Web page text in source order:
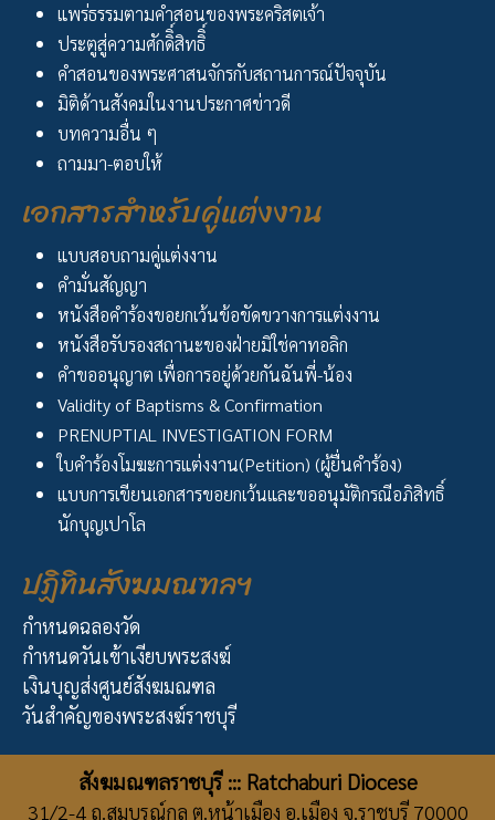
แพร่ธรรมตามคำสอนของพระคริสตเจ้า
ประตูสู่ความศักดิิ์สิทธิิ์
คำสอนของพระศาสนจักรกับสถานการณ์ปัจจุบัน
มิติด้านสังคมในงานประกาศข่าวดี
บทความอื่น ๆ
ถามมา-ตอบให้
เอกสารสำหรับคู่แต่งงาน
แบบสอบถามคู่แต่งงาน
คำมั่นสัญญา
หนังสือคำร้องขอยกเว้นข้อขัดขวางการแต่งงาน
หนังสือรับรองสถานะของฝ่ายมิใช่คาทอลิก
คำขออนุญาต เพื่อการอยู่ด้วยกันฉันพี่-น้อง
Validity of Baptisms & Confirmation
PRENUPTIAL INVESTIGATION FORM
ใบคำร้องโมฆะการแต่งงาน(Petition) (ผู้ยื่นคำร้อง)
แบบการเขียนเอกสารขอยกเว้นและขออนุมัติกรณีอภิสิทธิ์
นักบุญเปาโล
ปฏิทินสังฆมณฑลฯ
กำหนดฉลองวัด
กำหนดวันเข้าเงียบพระสงฆ์
เงินบุญส่งศูนย์สังฆมณฑล
วันสำคัญของพระสงฆ์ราชบุรี
สังฆมณฑลราชบุรี ::: Ratchaburi Diocese
31/2-4 ถ.สมบูรณ์กุล ต.หน้าเมือง อ.เมือง จ.ราชบุรี 70000